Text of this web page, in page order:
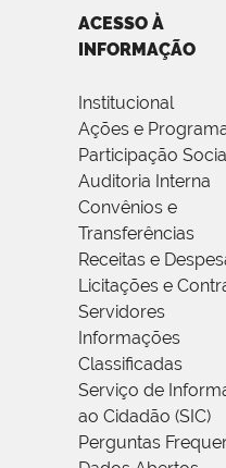
ACESSO À
INFORMAÇÃO
Institucional
Ações e
Participação
Auditoria Interna
Convênios e
Transferências
Receitas e
Licitações e
Servidores
Informações
Classificadas
Serviço de
ao Cidadão (SIC)
Perguntas